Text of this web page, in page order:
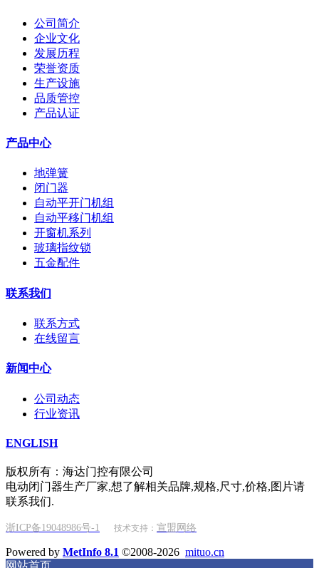
公司简介
企业文化
发展历程
荣誉资质
生产设施
品质管控
产品认证
产品中心
地弹簧
闭门器
自动平开门机组
自动平移门机组
开窗机系列
玻璃指纹锁
五金配件
联系我们
联系方式
在线留言
新闻中心
公司动态
行业资讯
ENGLISH
版权所有：海达门控有限公司
电动闭门器生产厂家,想了解相关品牌,规格,尺寸,价格,图片请
联系我们.
浙ICP备19048986号-1 技术支持： 宣盟网络
Powered by MetInfo 8.1 ©2008-2026 mituo.cn
网站首页